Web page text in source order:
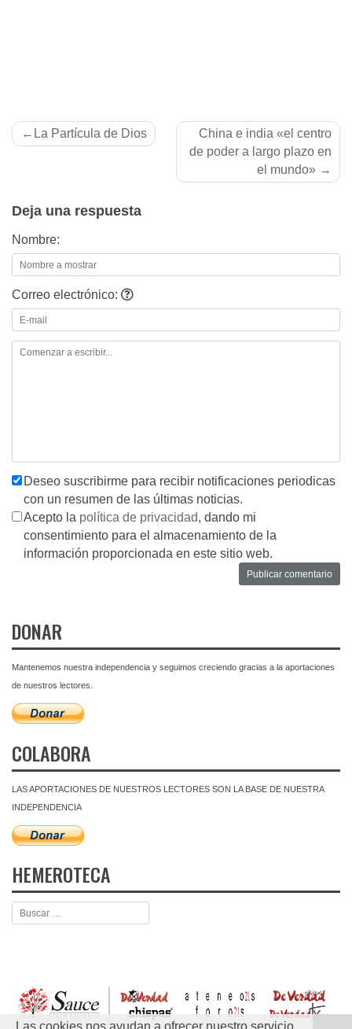
Navegación
La Partí­cula de Dios
China e india «el centro
de poder a largo plazo en
el mundo»
Deja una respuesta
Nombre:
Correo electrónico:
Deseo suscribirme para recibir notificaciones periodicas
con un resumen de las últimas noticias.
Acepto la política de privacidad, dando mi
consentimiento para el almacenamiento de la
información proporcionada en este sitio web.
DONAR
Mantenemos nuestra independencia y seguimos creciendo gracias a la aportaciones
de nuestros lectores.
COLABORA
LAS APORTACIONES DE NUESTROS LECTORES SON LA BASE DE NUESTRA
INDEPENDENCIA
HEMEROTECA
Las cookies nos ayudan a ofrecer nuestro servicio.